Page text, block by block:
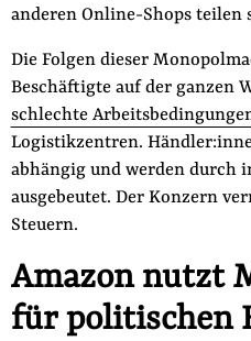
Newsletter
Appelle unterzeichnen
Kontakt
Impressum
Suche
der
Website
FacebookMastodon
Bluesky
anderen Online-Shops teilen
Die Folgen dieser
Beschäftigte auf der ganzen
schlechte
Logistikzentren.
abhängig und werden durch
ausgebeutet. Der Konzern
Steuern.
Amazon nutzt
für politischen